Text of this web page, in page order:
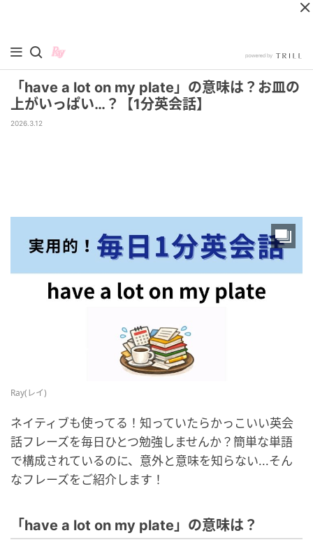
「have a lot on my plate」の意味は？お皿の
上がいっぱい…？【1分英会話】
2026.3.12
Ray(レイ)
ネイティブも使ってる！知っていたらかっこいい英会
話フレーズを毎日ひとつ勉強しませんか？簡単な単語
で構成されているのに、意外と意味を知らない...そん
なフレーズをご紹介します！
「have a lot on my plate」の意味は？